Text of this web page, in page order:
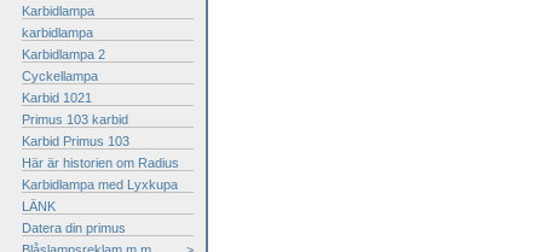
Karbidlampa
karbidlampa
Karbidlampa 2
Cyckellampa
Karbid 1021
Primus 103 karbid
Karbid Primus 103
Här är historien om Radius
Karbidlampa med Lyxkupa
LÄNK
Datera din primus